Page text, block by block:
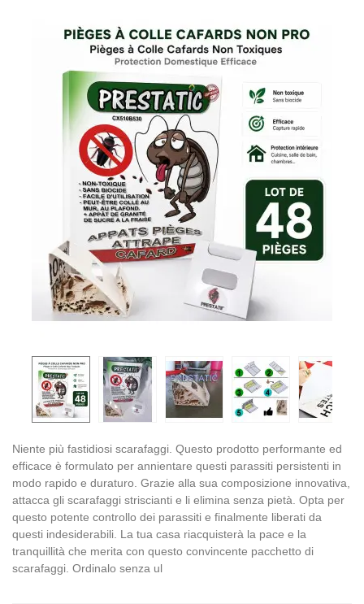
scarafaggi
Niente più fastidiosi scarafaggi. Questo prodotto performante ed
efficace è formulato per annientare questi parassiti persistenti in
modo rapido e duraturo. Grazie alla sua composizione innovativa,
attacca gli scarafaggi striscianti e li elimina senza pietà. Opta per
questo potente controllo dei parassiti e finalmente liberati da
questi indesiderabili. La tua casa riacquisterà la pace e la
tranquillità che merita con questo convincente pacchetto di
scarafaggi. Ordinalo senza ul